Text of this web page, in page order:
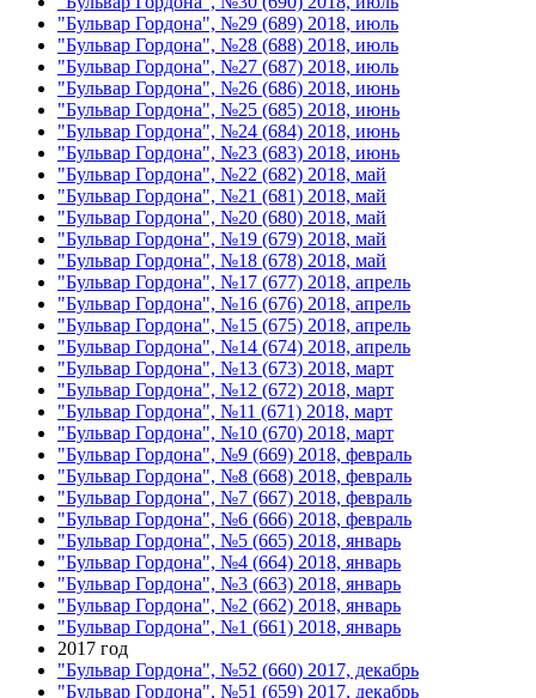
"Бульвар Гордона", №29 (689) 2018, июль
"Бульвар Гордона", №28 (688) 2018, июль
"Бульвар Гордона", №27 (687) 2018, июль
"Бульвар Гордона", №26 (686) 2018, июнь
"Бульвар Гордона", №25 (685) 2018, июнь
"Бульвар Гордона", №24 (684) 2018, июнь
"Бульвар Гордона", №23 (683) 2018, июнь
"Бульвар Гордона", №22 (682) 2018, май
"Бульвар Гордона", №21 (681) 2018, май
"Бульвар Гордона", №20 (680) 2018, май
"Бульвар Гордона", №19 (679) 2018, май
"Бульвар Гордона", №18 (678) 2018, май
"Бульвар Гордона", №17 (677) 2018, апрель
"Бульвар Гордона", №16 (676) 2018, апрель
"Бульвар Гордона", №15 (675) 2018, апрель
"Бульвар Гордона", №14 (674) 2018, апрель
"Бульвар Гордона", №13 (673) 2018, март
"Бульвар Гордона", №12 (672) 2018, март
"Бульвар Гордона", №11 (671) 2018, март
"Бульвар Гордона", №10 (670) 2018, март
"Бульвар Гордона", №9 (669) 2018, февраль
"Бульвар Гордона", №8 (668) 2018, февраль
"Бульвар Гордона", №7 (667) 2018, февраль
"Бульвар Гордона", №6 (666) 2018, февраль
"Бульвар Гордона", №5 (665) 2018, январь
"Бульвар Гордона", №4 (664) 2018, январь
"Бульвар Гордона", №3 (663) 2018, январь
"Бульвар Гордона", №2 (662) 2018, январь
"Бульвар Гордона", №1 (661) 2018, январь
2017 год
"Бульвар Гордона", №52 (660) 2017, декабрь
"Бульвар Гордона", №51 (659) 2017, декабрь